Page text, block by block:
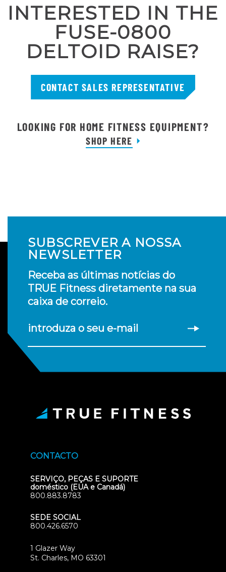
INTERESTED IN THE
FUSE-0800
DELTOID RAISE?
CONTACT SALES REPRESENTATIVE
LOOKING FOR HOME FITNESS EQUIPMENT?
SHOP HERE
SUBSCREVER A NOSSA
NEWSLETTER
Receba as últimas notícias do
TRUE Fitness diretamente na sua
caixa de correio.
introduza o seu e-mail
CONTACTO
SERVIÇO, PEÇAS E SUPORTE
doméstico (EUA e Canadá)
800.883.8783
SEDE SOCIAL
800.426.6570
1 Glazer Way
St. Charles, MO 63301